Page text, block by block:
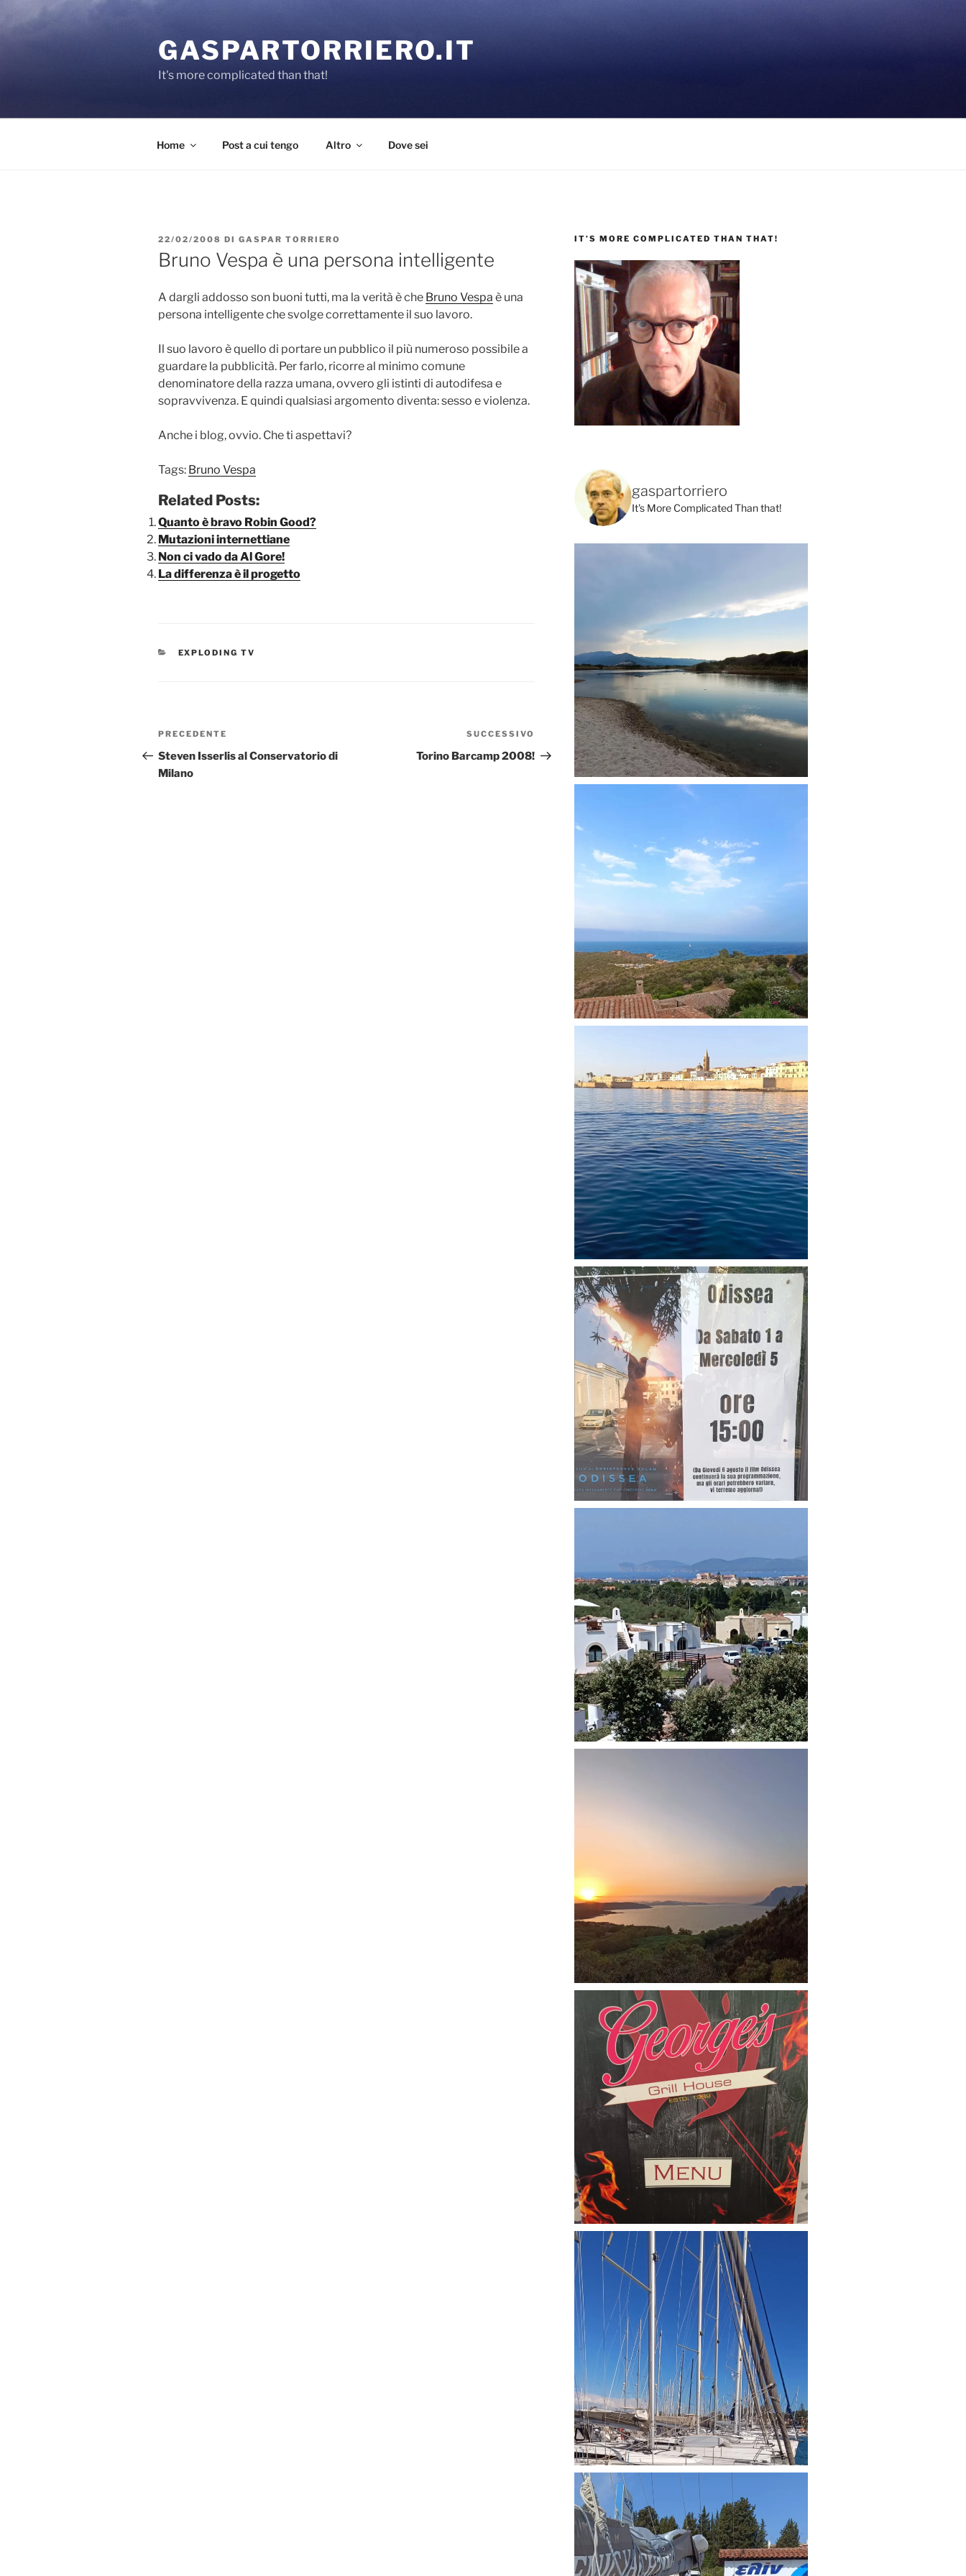
GASPARTORRIERO.IT
It's more complicated than that!
Home Post a cui tengo Altro Dove sei
PUBBLICATO
IL
22/02/2008 DI GASPAR TORRIERO
Bruno Vespa è una persona intelligente
A dargli addosso son buoni tutti, ma la verità è che Bruno Vespa è una
persona intelligente che svolge correttamente il suo lavoro.
Il suo lavoro è quello di portare un pubblico il più numeroso possibile a
guardare la pubblicità. Per farlo, ricorre al minimo comune
denominatore della razza umana, ovvero gli istinti di autodifesa e
sopravvivenza. E quindi qualsiasi argomento diventa: sesso e violenza.
Anche i blog, ovvio. Che ti aspettavi?
Tags: Bruno Vespa
Related Posts:
Quanto è bravo Robin Good?
Mutazioni internettiane
Non ci vado da Al Gore!
La differenza è il progetto
CATEGORIE
EXPLODING TV
Navigazione
articoli
Articolo
precedente:
PRECEDENTE
Steven Isserlis al Conservatorio di
Milano
Articolo
successivo
SUCCESSIVO
Torino Barcamp 2008!
IT’S MORE COMPLICATED THAN THAT!
gaspartorriero
It's More Complicated Than that!